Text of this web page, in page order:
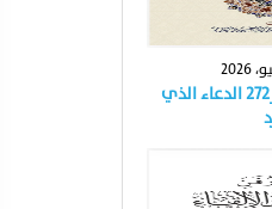
كتاب_في سطور_٢٧٢ الدعاء الذي